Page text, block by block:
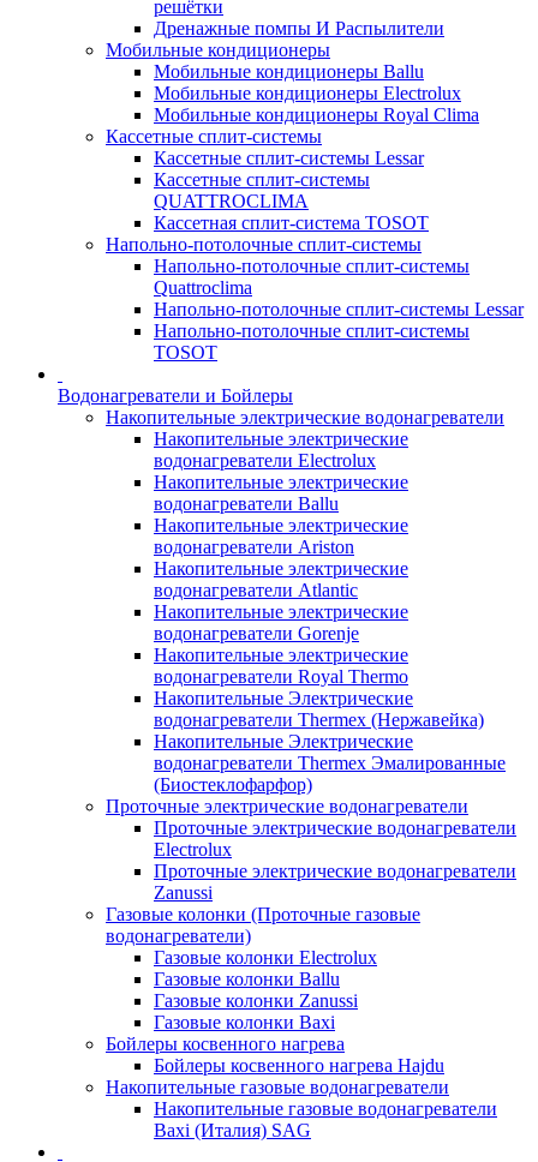
решётки
Дренажные помпы И Распылители
Мобильные кондиционеры
Мобильные кондиционеры Ballu
Мобильные кондиционеры Electrolux
Мобильные кондиционеры Royal Clima
Кассетные сплит-системы
Кассетные сплит-системы Lessar
Кассетные сплит-системы
QUATTROCLIMA
Кассетная сплит-система TOSOT
Напольно-потолочные сплит-системы
Напольно-потолочные сплит-системы
Quattroclima
Напольно-потолочные сплит-системы Lessar
Напольно-потолочные сплит-системы
TOSOT
Водонагреватели и Бойлеры
Накопительные электрические водонагреватели
Накопительные электрические
водонагреватели Electrolux
Накопительные электрические
водонагреватели Ballu
Накопительные электрические
водонагреватели Ariston
Накопительные электрические
водонагреватели Atlantic
Накопительные электрические
водонагреватели Gorenje
Накопительные электрические
водонагреватели Royal Thermo
Накопительные Электрические
водонагреватели Thermex (Нержавейка)
Накопительные Электрические
водонагреватели Thermex Эмалированные
(Биостеклофарфор)
Проточные электрические водонагреватели
Проточные электрические водонагреватели
Electrolux
Проточные электрические водонагреватели
Zanussi
Газовые колонки (Проточные газовые
водонагреватели)
Газовые колонки Electrolux
Газовые колонки Ballu
Газовые колонки Zanussi
Газовые колонки Baxi
Бойлеры косвенного нагрева
Бойлеры косвенного нагрева Hajdu
Накопительные газовые водонагреватели
Накопительные газовые водонагреватели
Baxi (Италия) SAG